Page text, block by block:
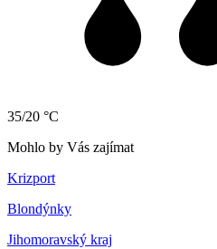
35/20 °C
Mohlo by Vás zajímat
Krizport
Blondýnky
Jihomoravský kraj